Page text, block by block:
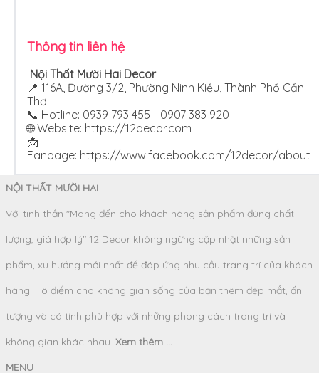
Thông tin liên hệ
Nội Thất Mười Hai Decor
📍 116A, Đường 3/2, Phường Ninh Kiều, Thành Phố Cần
Thơ
📞 Hotline: 0939 793 455 - 0907 383 920
🌐 Website: https://12decor.com
📩
Fanpage: https://www.facebook.com/12decor/about
NỘI THẤT MƯỜI HAI
Với tinh thần "Mang đến cho khách hàng sản phẩm đúng chất
lượng, giá hợp lý" 12 Decor không ngừng cập nhật những sản
phẩm, xu hướng mới nhất để đáp ứng nhu cầu trang trí của khách
hàng. Tô điểm cho không gian sống của bạn thêm đẹp mắt, ấn
tượng và cá tính phù hợp với những phong cách trang trí và
không gian khác nhau. Xem thêm ...
MENU